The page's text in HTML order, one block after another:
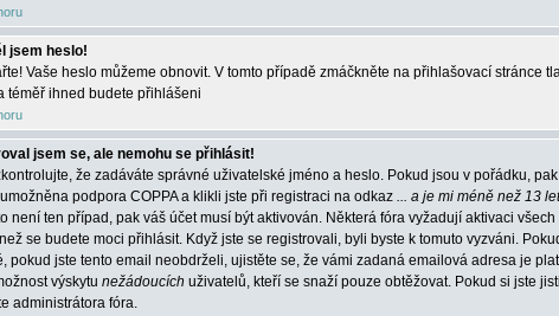
jsem heslo!
Vaše heslo můžeme obnovit. V tomto případě zmáčkněte na přihlašovací stránce
téměř ihned budete přihlášeni
jsem se, ale nemohu se přihlásit!
že zadáváte správné uživatelské jméno a heslo. Pokud jsou v pořádku,
podpora COPPA a klikli jste při registraci na odkaz ... a je mi méně než 13 let
není ten případ, pak váš účet musí být aktivován. Některá fóra vyžadují aktivaci
se budete moci přihlásit. Když jste se registrovali, byli byste k tomuto vyzváni.
pokud jste tento email neobdrželi, ujistěte se, že vámi zadaná emailová adresa je
výskytu nežádoucích uživatelů, kteří se snaží pouze obtěžovat. Pokud si jste
administrátora fóra.